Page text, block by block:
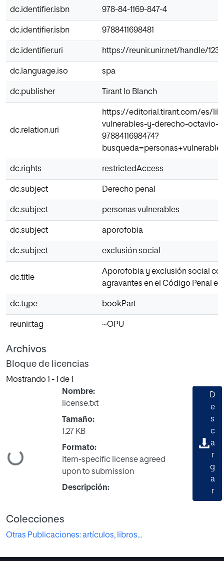
dc.identifier.isbn 978-84-1169-847-4
dc.identifier.isbn 9788411698481
dc.identifier.uri https://reunir.unir.net/handle/
dc.language.iso spa
dc.publisher Tirant lo Blanch
dc.relation.uri
https://editorial.tirant.com/es/
vulnerables-y-derecho-octavio-
9788411698474?
dc.rights restrictedAccess
dc.subject Derecho penal
dc.subject personas vulnerables
dc.subject aporofobia
dc.subject exclusión social
dc.title
Aporofobia y exclusión social
agravantes en el Código Penal
dc.type bookPart
reunir.tag ~OPU
Archivos
Bloque de licencias
Mostrando 1 - 1 de 1
Cargando...
Nombre:
license.txt
Tamaño:
1.27 KB
Formato:
Item-specific license agreed
upon to submission
Descripción:
D
e
s
c
a
r
g
a
r
Colecciones
Otras Publicaciones: artículos, libros...